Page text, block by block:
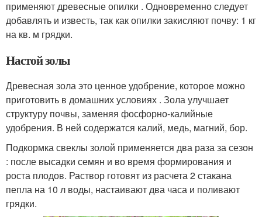
применяют древесные опилки . Одновременно следует
добавлять и известь, так как опилки закисляют почву: 1 кг
на кв. м грядки.
Настой золы
Древесная зола это ценное удобрение, которое можно
приготовить в домашних условиях . Зола улучшает
структуру почвы, заменяя фосфорно-калийные
удобрения. В ней содержатся калий, медь, магний, бор.
Подкормка свеклы золой применяется два раза за сезон
: после высадки семян и во время формирования и
роста плодов. Раствор готовят из расчета 2 стакана
пепла на 10 л воды, настаивают два часа и поливают
грядки.